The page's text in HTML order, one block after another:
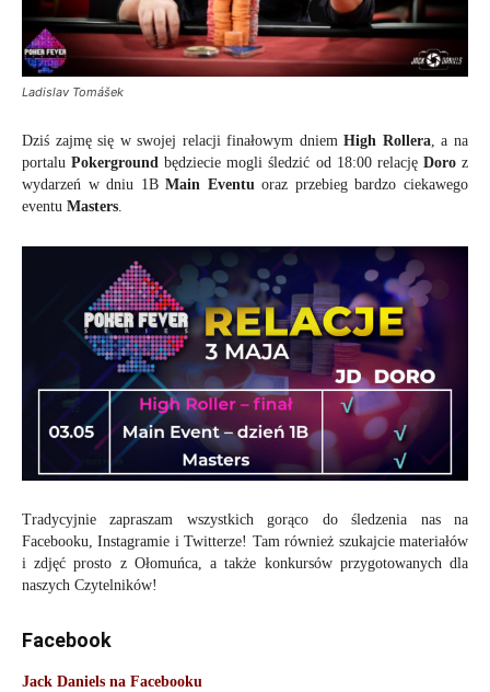
Ladislav Tomášek
Dziś zajmę się w swojej relacji finałowym dniemHigh Rollera, a na
portaluPokerground będziecie mogli śledzić od 18:00 relację Doroz
wydarzeń w dniu 1BMain Eventuoraz przebieg bardzo ciekawego
eventu Masters.
Tradycyjnie zapraszam wszystkich gorąco do śledzenia nas na
Facebooku, Instagramie i Twitterze! Tam również szukajcie materiałów
i zdjęć prosto z Ołomuńca, a także konkursów przygotowanych dla
naszych Czytelników!
Facebook
Jack Daniels na Facebooku